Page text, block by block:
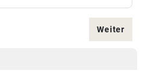
Weiter